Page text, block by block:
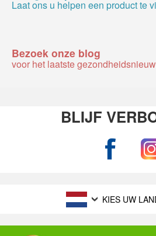
Laat ons u helpen een product te
Bezoek onze blog
voor het laatste
BLIJF
KIES UW